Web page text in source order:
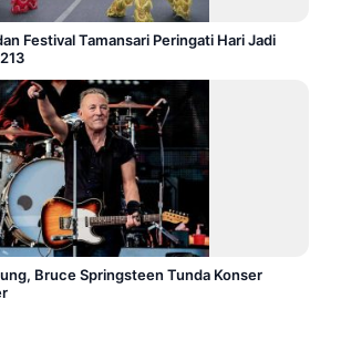
Festival Tamansari Peringati Hari Jadi
Bruce Springsteen Tunda Konser